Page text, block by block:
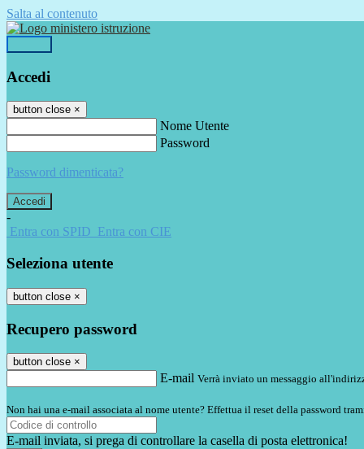
Salta al contenuto
Accedi
button close ×
Nome Utente
Password
Password dimenticata?
-
Entra con SPID Entra con CIE
Seleziona utente
button close ×
Recupero password
button close ×
E-mail Verrà inviato un messaggio
Non hai una e-mail associata al nome utente? Effettua il reset della password
E-mail inviata, si prega di controllare la casella di posta elettronica!